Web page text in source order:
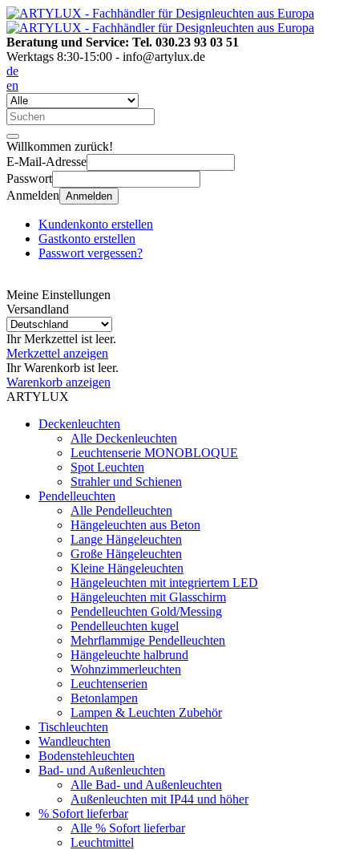
Beratung und Service: Tel. 030.23 93 03 51
Werktags 8:30-15:00 - info@artylux.de
de
en
Willkommen zurück!
E-Mail-Adresse
Passwort
Anmelden Anmelden
Kundenkonto erstellen
Gastkonto erstellen
Passwort vergessen?
Meine Einstellungen
Versandland
Ihr Merkzettel ist leer.
Merkzettel anzeigen
Ihr Warenkorb ist leer.
Warenkorb anzeigen
ARTYLUX
Deckenleuchten
Alle Deckenleuchten
Leuchtenserie MONOBLOQUE
Spot Leuchten
Strahler und Schienen
Pendelleuchten
Alle Pendelleuchten
Hängeleuchten aus Beton
Lange Hängeleuchten
Große Hängeleuchten
Kleine Hängeleuchten
Hängeleuchten mit integriertem LED
Hängeleuchten mit Glasschirm
Pendelleuchten Gold/Messing
Pendelleuchten kugel
Mehrflammige Pendelleuchten
Hängeleuchte halbrund
Wohnzimmerleuchten
Leuchtenserien
Betonlampen
Lampen & Leuchten Zubehör
Tischleuchten
Wandleuchten
Bodenstehleuchten
Bad- und Außenleuchten
Alle Bad- und Außenleuchten
Außenleuchten mit IP44 und höher
% Sofort lieferbar
Alle % Sofort lieferbar
Leuchtmittel